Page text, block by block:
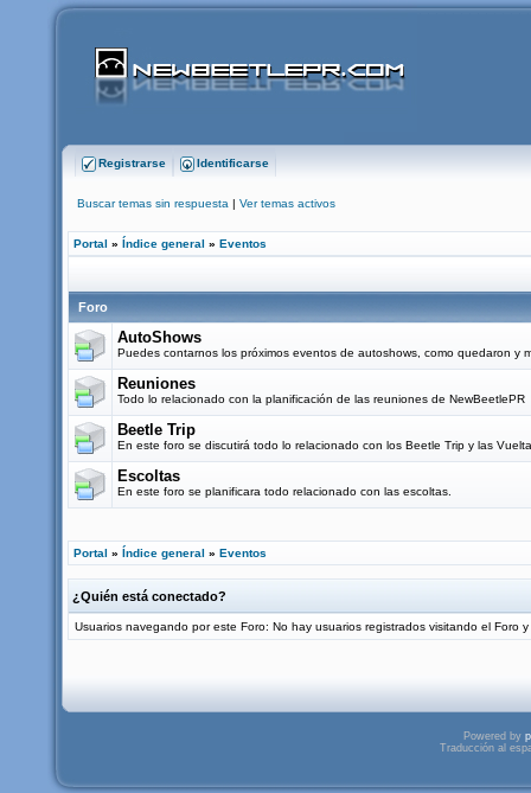
Registrarse Identificarse
Buscar temas sin respuesta | Ver temas activos
Portal » Índice general » Eventos
Foro
AutoShows
Puedes contarnos los próximos eventos de autoshows, como quedaron y
Reuniones
Todo lo relacionado con la planificación de las reuniones de NewBeetlePR
Beetle Trip
En este foro se discutirá todo lo relacionado con los Beetle Trip y las
Escoltas
En este foro se planificara todo relacionado con las escoltas.
Portal » Índice general » Eventos
¿Quién está conectado?
Usuarios navegando por este Foro: No hay usuarios registrados visitando el Foro
Powered by
Traducción al